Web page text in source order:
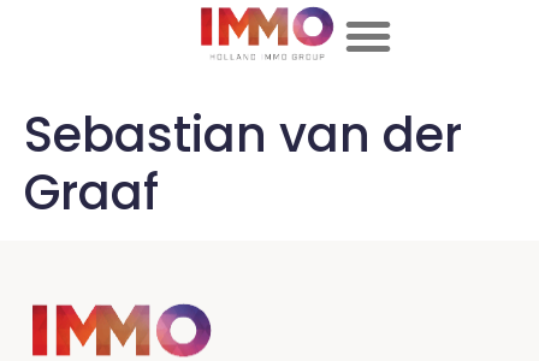
Sebastian van der
Graaf